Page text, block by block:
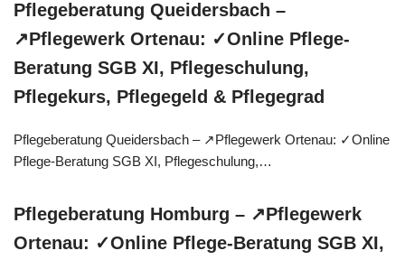
Pflegeberatung Queidersbach –
↗️Pflegewerk Ortenau: ✓Online Pflege-
Beratung SGB XI, Pflegeschulung,
Pflegekurs, Pflegegeld & Pflegegrad
Pflegeberatung Queidersbach – ↗️Pflegewerk Ortenau: ✓Online
Pflege-Beratung SGB XI, Pflegeschulung,…
Pflegeberatung Homburg – ↗️Pflegewerk
Ortenau: ✓Online Pflege-Beratung SGB XI,